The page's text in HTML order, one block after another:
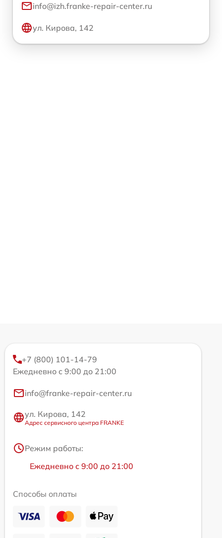
info@izh.franke-repair-center.ru
ул. Кирова, 142
+7 (800) 101-14-79
Ежедневно с 9:00 до 21:00
info@franke-repair-center.ru
ул. Кирова, 142
Адрес сервисного центра FRANKE
Режим работы:
Ежедневно с 9:00 до 21:00
Способы оплаты